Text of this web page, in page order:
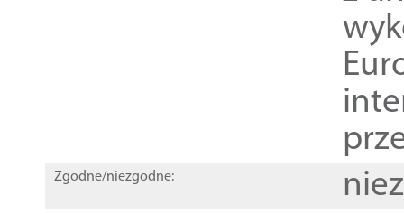
Zgodne/niezgodne: